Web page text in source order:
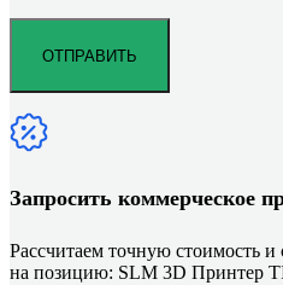
Запросить коммерческое
Рассчитаем точную стоимость и
на позицию: SLM 3D Принтер